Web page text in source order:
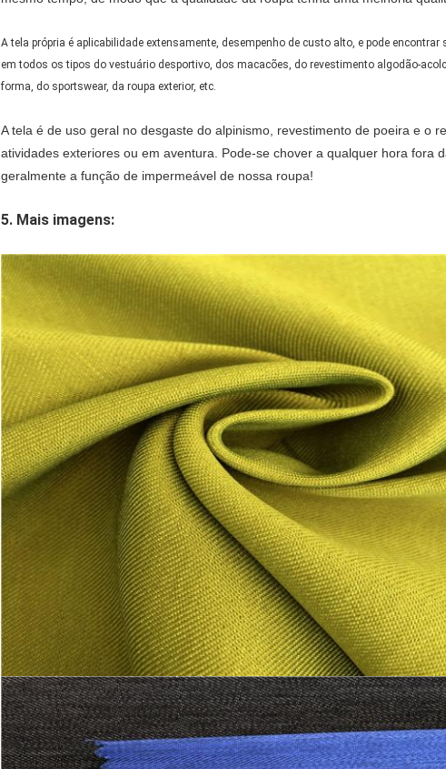
A tela própria é aplicabilidade extensamente, desempenho de custo alto, e pode
em todos os tipos do vestuário desportivo, dos macacões, do revestimento algodão-
forma, do sportswear, da roupa exterior, etc.
A tela é de uso geral no desgaste do alpinismo, revestimento de poeira e o
atividades exteriores ou em aventura. Pode-se chover a qualquer hora fora
geralmente a função de impermeável de nossa roupa!
5. Mais imagens: